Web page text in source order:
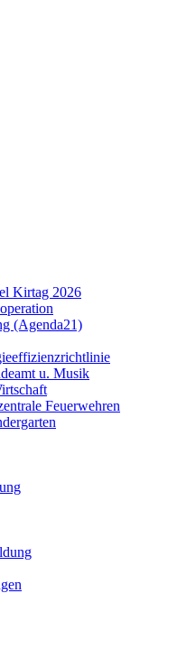
Kirtag 2026
(Agenda21)
u. Musik
Feuerwehren